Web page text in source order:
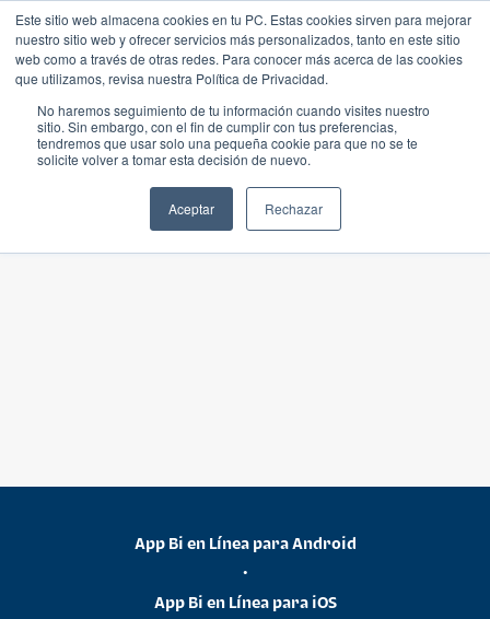
Este sitio web almacena cookies en tu PC. Estas cookies sirven para mejorar
nuestro sitio web y ofrecer servicios más personalizados, tanto en este sitio
web como a través de otras redes. Para conocer más acerca de las cookies
que utilizamos, revisa nuestra Política de Privacidad.
No haremos seguimiento de tu información cuando visites nuestro
sitio. Sin embargo, con el fin de cumplir con tus preferencias,
tendremos que usar solo una pequeña cookie para que no se te
solicite volver a tomar esta decisión de nuevo.
Aceptar Rechazar
App Bi en Línea para Android
•
App Bi en Línea para iOS